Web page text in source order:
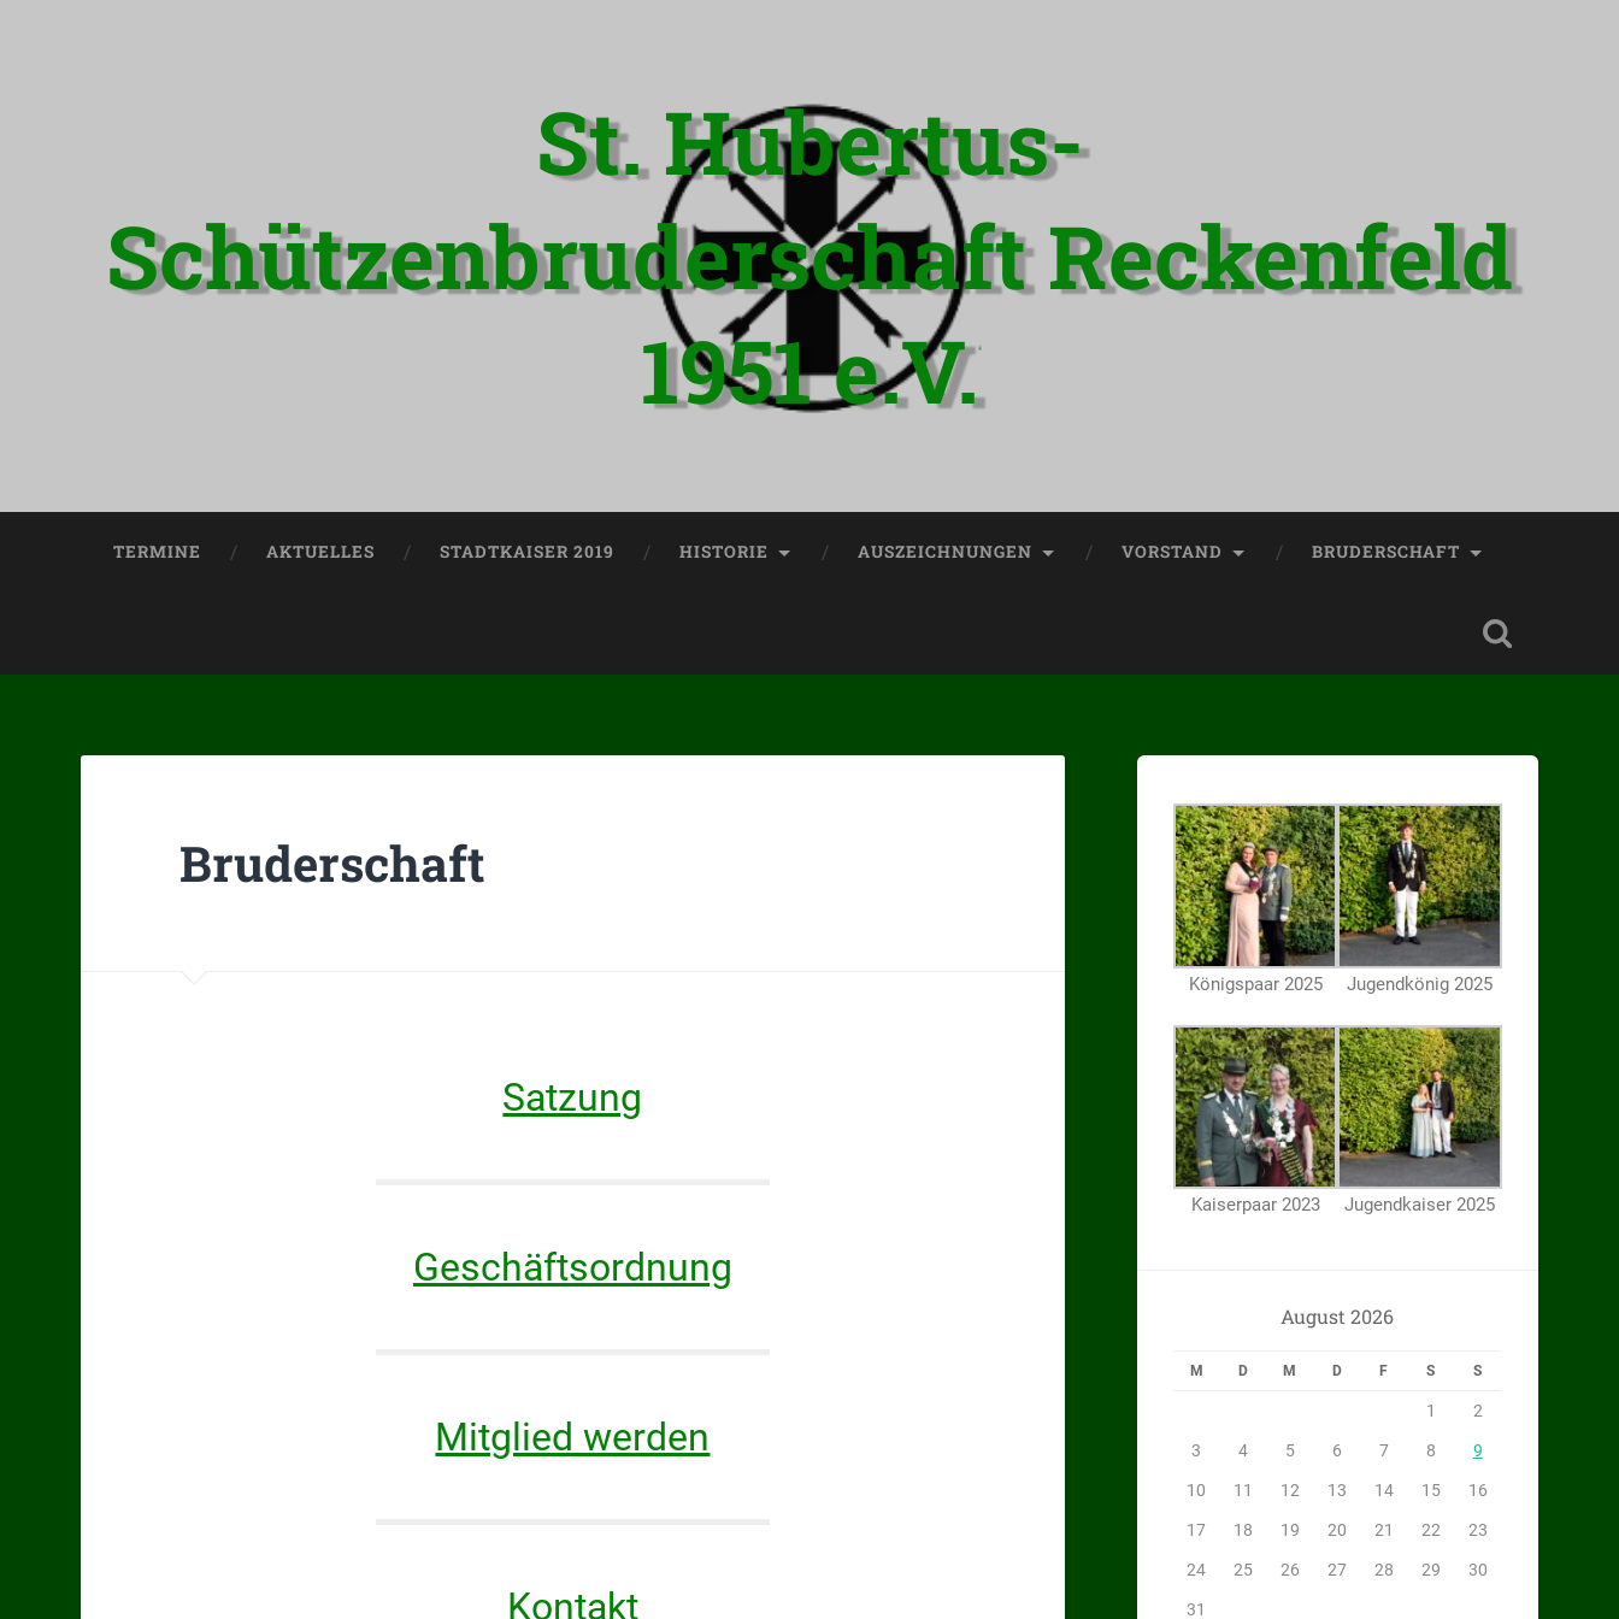
St. Hubertus-
Schützenbruderschaft Reckenfeld
1951 e.V.
TERMINE AKTUELLES STADTKAISER 2019 HISTORIE AUSZEICHNUNGEN VORSTAND BRUDERSCHAFT
Bruderschaft
Satzung
Geschäftsordnung
Mitglied werden
Kontakt
Königspaar 2025 Jugendkönig 2025
Kaiserpaar 2023 Jugendkaiser 2025
August 2026
M D M D F S S
1 2
3 4 5 6 7 8 9
10 11 12 13 14 15 16
17 18 19 20 21 22 23
24 25 26 27 28 29 30
31